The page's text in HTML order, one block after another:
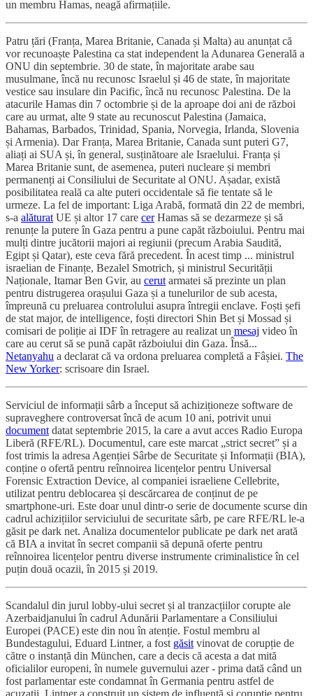
un membru Hamas, neagă afirmațiile.
Patru țări (Franța, Marea Britanie, Canada și Malta) au anunțat că
vor recunoaște Palestina ca stat independent la Adunarea Generală a
ONU din septembrie. 30 de state, în majoritate arabe sau
musulmane, încă nu recunosc Israelul și 46 de state, în majoritate
vestice sau insulare din Pacific, încă nu recunosc Palestina. De la
atacurile Hamas din 7 octombrie și de la aproape doi ani de război
care au urmat, alte 9 state au recunoscut Palestina (Jamaica,
Bahamas, Barbados, Trinidad, Spania, Norvegia, Irlanda, Slovenia
și Armenia). Dar Franța, Marea Britanie, Canada sunt puteri G7,
aliați ai SUA și, în general, susținătoare ale Israelului. Franța și
Marea Britanie sunt, de asemenea, puteri nucleare și membri
permanenți ai Consiliului de Securitate al ONU. Așadar, există
posibilitatea reală ca alte puteri occidentale să fie tentate să le
urmeze. La fel de important: Liga Arabă, formată din 22 de membri,
s-a alăturat UE și altor 17 care cerHamas să se dezarmeze și să
renunțe la putere în Gaza pentru a pune capăt războiului. Pentru mai
mulți dintre jucătorii majori ai regiunii (precum Arabia Saudită,
Egipt și Qatar), este ceva fără precedent. În acest timp ... ministrul
israelian de Finanțe, Bezalel Smotrich, și ministrul Securității
Naționale, Itamar Ben Gvir, au cerut armatei să prezinte un plan
pentru distrugerea orașului Gaza și a tunelurilor de sub acesta,
împreună cu preluarea controlului asupra întregii enclave. Foști șefi
de stat major, de intelligence, foști directori Shin Bet și Mossad și
comisari de poliție ai IDF în retragere au realizat un mesaj video în
care au cerut să se pună capăt războiului din Gaza. Însă...
Netanyahu a declarat că va ordona preluarea completă a Fâșiei. The
New Yorker: scrisoare din Israel.
Serviciul de informații sârb a început să achiziționeze software de
supraveghere controversat încă de acum 10 ani, potrivit unui
document datat septembrie 2015, la care a avut acces Radio Europa
Liberă (RFE/RL). Documentul, care este marcat „strict secret” și a
fost trimis la adresa Agenției Sârbe de Securitate și Informații (BIA),
conține o ofertă pentru reînnoirea licențelor pentru Universal
Forensic Extraction Device, al companiei israeliene Cellebrite,
utilizat pentru deblocarea și descărcarea de conținut de pe
smartphone-uri. Este doar unul dintr-o serie de documente scurse din
cadrul achizițiilor serviciului de securitate sârb, pe care RFE/RL le-a
găsit pe dark net. Analiza documentelor publicate pe dark net arată
că BIA a invitat în secret companii să depună oferte pentru
reînnoirea licențelor pentru diverse instrumente criminalistice în cel
puțin două ocazii, în 2015 și 2019.
Scandalul din jurul lobby-ului secret și al tranzacțiilor corupte ale
Azerbaidjanului în cadrul Adunării Parlamentare a Consiliului
Europei (PACE) este din nou în atenție. Fostul membru al
Bundestagului, Eduard Lintner, a fost găsit vinovat de corupție de
către o instanță din München, care a decis că acesta a dat mită
oficialilor europeni, în numele guvernului azer - prima dată când un
fost parlamentar este condamnat în Germania pentru astfel de